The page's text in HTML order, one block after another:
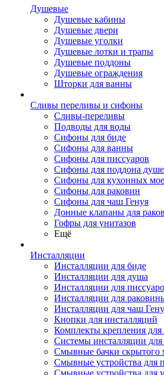
Душевые
Душевые кабины
Душевые двери
Душевые уголки
Душевые лотки и трапы
Душевые поддоны
Душевые ограждения
Шторки для ванны
Сливы переливы и сифоны
Сливы-переливы
Подводы для воды
Сифоны для биде
Сифоны для ванны
Сифоны для писсуаров
Сифоны для поддона
Сифоны для кухонных
Сифоны для раковин
Сифоны для чаш Генуя
Донные клапаны для
Гофры для унитазов
Ещё
Инсталляции
Инсталляции для биде
Инсталляции для душа
Инсталляции для
Инсталляции для
Инсталляции для чаш
Кнопки для инсталляций
Комплекты крепления для
Системы инсталляции для
Смывные бачки скрытого
Смывные устройства для
Смывные устройства для